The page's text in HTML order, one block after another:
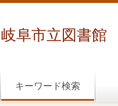
岐阜市立図書館
キーワード検索